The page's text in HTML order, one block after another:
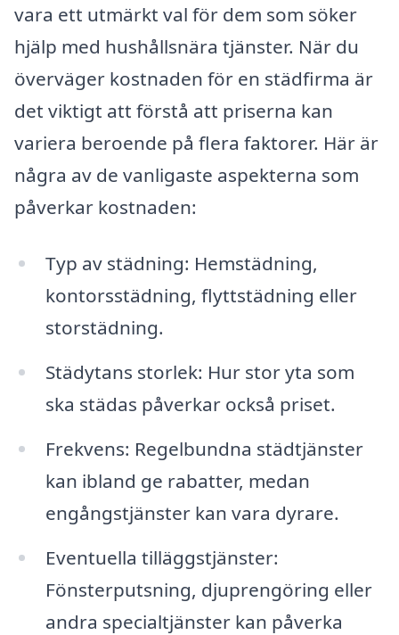
vara ett utmärkt val för dem som söker
hjälp med hushållsnära tjänster. När du
överväger kostnaden för en städfirma är
det viktigt att förstå att priserna kan
variera beroende på flera faktorer. Här är
några av de vanligaste aspekterna som
påverkar kostnaden:
Typ av städning: Hemstädning,
kontorsstädning, flyttstädning eller
storstädning.
Städytans storlek: Hur stor yta som
ska städas påverkar också priset.
Frekvens: Regelbundna städtjänster
kan ibland ge rabatter, medan
engångstjänster kan vara dyrare.
Eventuella tilläggstjänster:
Fönsterputsning, djuprengöring eller
andra specialtjänster kan påverka